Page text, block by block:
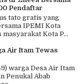
Pendaftar
tato gratis yang
IPEMI Kota
Kota P...
Air Itam Tewas
warga Desa Air Itam
Penukal Abab